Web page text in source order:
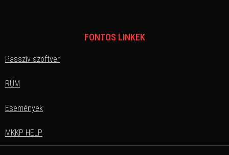
FONTOS LINKEK
Passzív szoftver
RÜM
Események
MKKP HELP